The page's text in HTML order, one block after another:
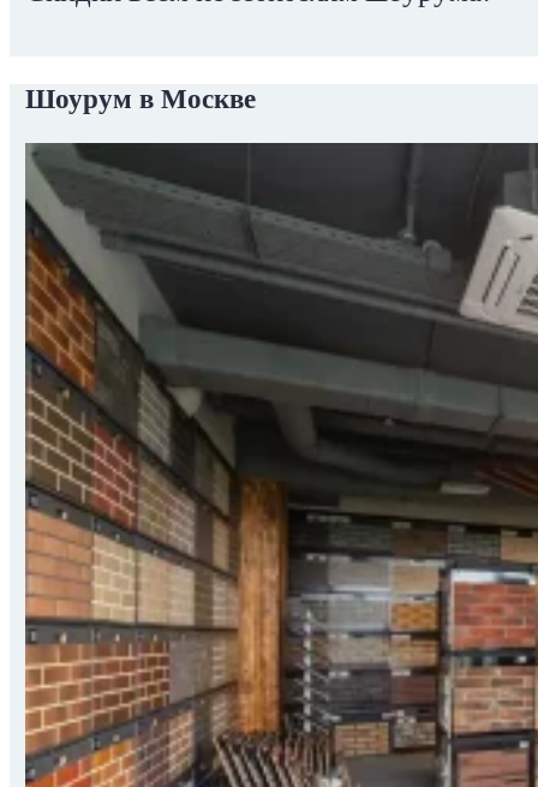
Шоурум в Москве